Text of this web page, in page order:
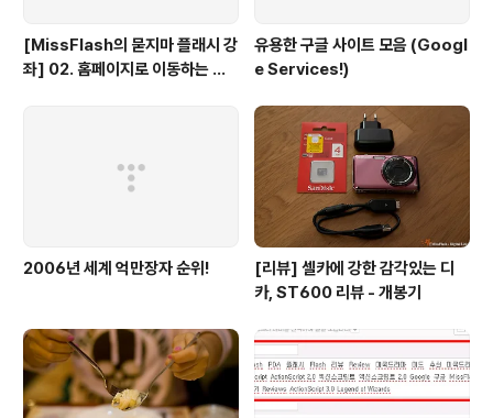
[MissFlash의 묻지마 플래시 강
좌] 02. 홈페이지로 이동하는 버
유용한 구글 사이트 모음 (Googl
e Services!)
2006년 세계 억만장자 순위!
[리뷰] 셀카에 강한 감각있는 디
카, ST600 리뷰 - 개봉기